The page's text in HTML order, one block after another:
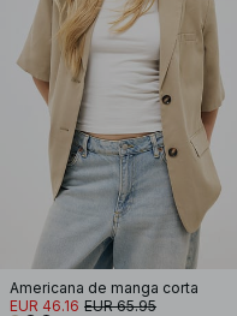
Americana de manga corta
EUR 46.16 EUR 65.95